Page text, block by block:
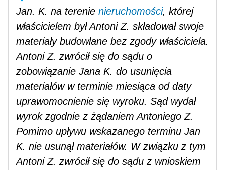
Jan. K. na terenie nieruchomości, której
właścicielem był Antoni Z. składował swoje
materiały budowlane bez zgody właściciela.
Antoni Z. zwrócił się do sądu o
zobowiązanie Jana K. do usunięcia
materiałów w terminie miesiąca od daty
uprawomocnienie się wyroku. Sąd wydał
wyrok zgodnie z żądaniem Antoniego Z.
Pomimo upływu wskazanego terminu Jan
K. nie usunął materiałów. W związku z tym
Antoni Z. zwrócił się do sądu z wnioskiem